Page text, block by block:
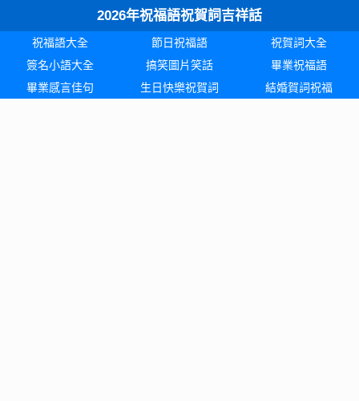
2026年祝福語祝賀詞吉祥話
祝福語大全 節日祝福語
祝賀詞大全
簽名小語大全
搞笑圖片笑話
畢業祝福語
畢業感言佳句
生日快樂祝賀詞 結婚賀詞祝福